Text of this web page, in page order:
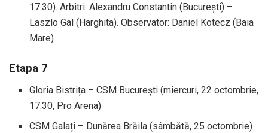
17.30). Arbitri: Alexandru Constantin (București) –
Laszlo Gal (Harghita). Observator: Daniel Kotecz (Baia
Mare)
Etapa 7
Gloria Bistrița – CSM București (miercuri, 22 octombrie,
17.30, Pro Arena)
CSM Galați – Dunărea Brăila (sâmbătă, 25 octombrie)